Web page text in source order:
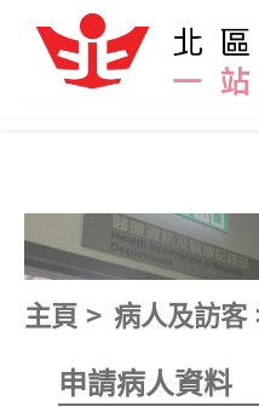
跳到主要內容
主頁 病人及訪客
申請病人資料